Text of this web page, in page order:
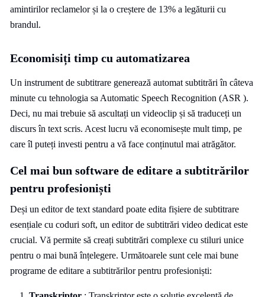
amintirilor reclamelor și la o creștere de 13% a legăturii cu
brandul.
Economisiți timp cu automatizarea
Un instrument de subtitrare generează automat subtitrări în câteva
minute cu tehnologia sa Automatic Speech Recognition (ASR ).
Deci, nu mai trebuie să ascultați un videoclip și să traduceți un
discurs în text scris. Acest lucru vă economisește mult timp, pe
care îl puteți investi pentru a vă face conținutul mai atrăgător.
Cel mai bun software de editare a subtitrărilor
pentru profesioniști
Deși un editor de text standard poate edita fișiere de subtitrare
esențiale cu coduri soft, un editor de subtitrări video dedicat este
crucial. Vă permite să creați subtitrări complexe cu stiluri unice
pentru o mai bună înțelegere. Următoarele sunt cele mai bune
programe de editare a subtitrărilor pentru profesioniști: